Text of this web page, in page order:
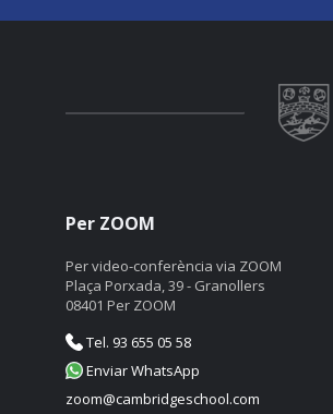
Per ZOOM
Per video-conferència via ZOOM
Plaça Porxada, 39 - Granollers
08401 Per ZOOM
Tel. 93 655 05 58
Enviar WhatsApp
zoom@cambridgeschool.com